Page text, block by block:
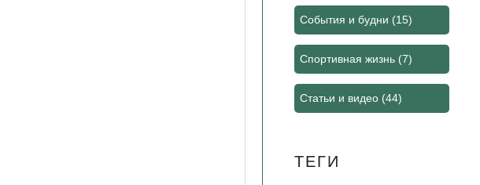
События и будни (15)
Спортивная жизнь (7)
Статьи и видео (44)
ТЕГИ